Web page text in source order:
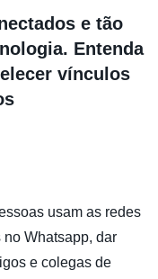
e tão
Entenda
vínculos
usam as redes
Whatsapp, dar
e colegas de